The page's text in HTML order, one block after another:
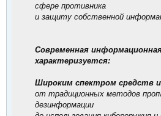
сфере противника
и защиту собственной
Современная
характеризуется:
Широким спектром средств
от традиционных методов
дезинформации